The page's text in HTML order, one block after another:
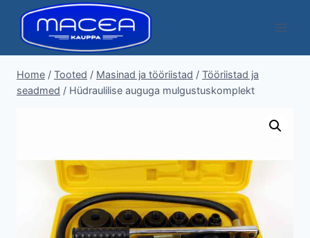
content
Home / Tooted / Masinad ja tööriistad / Tööriistad ja
seadmed / Hüdraulilise auguga mulgustuskomplekt